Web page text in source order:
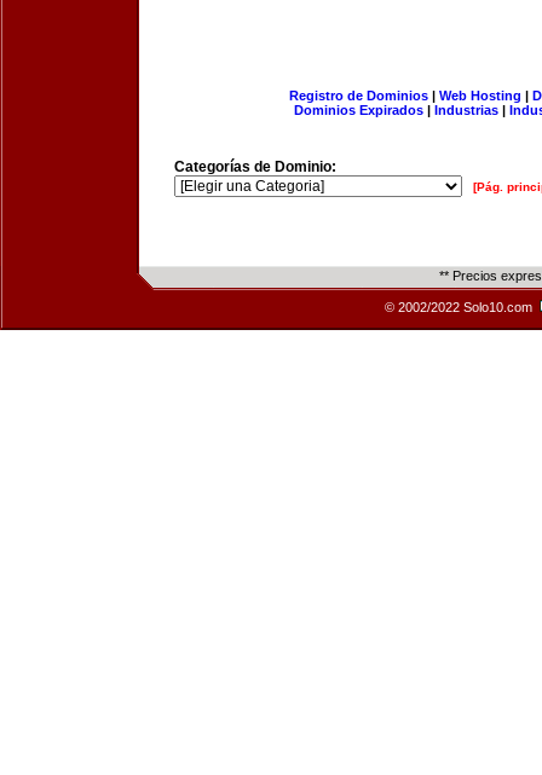
Registro de Dominios| Web Hosting |
Dominios Expirados | Industrias |
Categorías de Dominio:
[Pág.
** Precios
© 2002/2022 Solo10.com